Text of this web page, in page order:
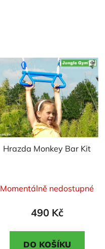
Hrazda Monkey Bar Kit
hodnocení
produktu
5,0
Momentálně nedostupné
490 Kč
DO KOŠÍKU